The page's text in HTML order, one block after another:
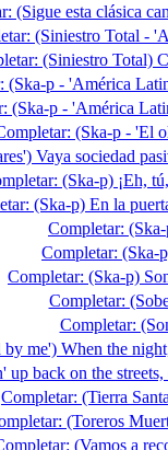
(Sigue esta clásica
(Siniestro Total -
(Siniestro Total)
(Ska-p - 'América
(Ska-p - 'América
(Ska-p - 'El
Vaya sociedad
(Ska-p) ¡Eh,
(Ska-p) En la
Completar:
Completar: (Ska-
Completar: (Ska-p)
Completar:
Completar:
me') When the
back on the
Completar: (Tierra
(Toreros
(Vamos a